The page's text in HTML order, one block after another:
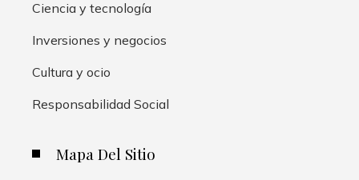
Ciencia y tecnología
Inversiones y negocios
Cultura y ocio
Responsabilidad Social
Mapa Del Sitio